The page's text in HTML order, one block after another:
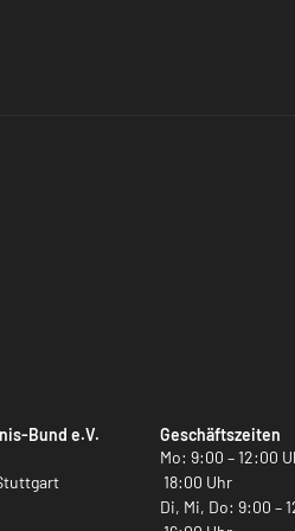
Bund e.V.
Geschäftszeiten
Mo: 9:00 – 12:00
18:00 Uhr
Di, Mi, Do: 9:00 –